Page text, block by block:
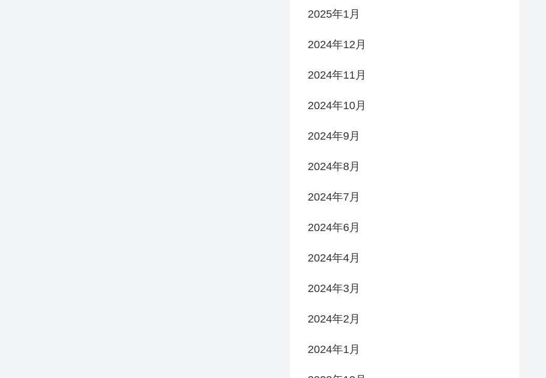
2025年1月
2024年12月
2024年11月
2024年10月
2024年9月
2024年8月
2024年7月
2024年6月
2024年4月
2024年3月
2024年2月
2024年1月